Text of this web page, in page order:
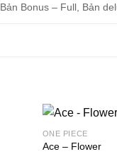
Bonus – Full, Bản
ONE PIECE
Ace – Flower